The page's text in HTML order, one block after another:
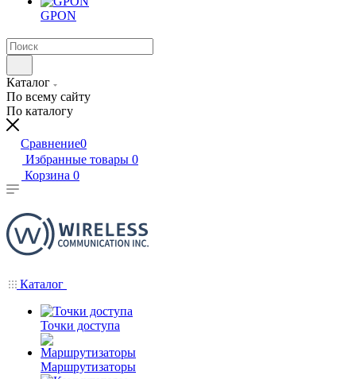
GPON
Каталог
По всему сайту
По каталогу
Сравнение0
Избранные товары 0
Корзина 0
Каталог
Точки доступа
Маршрутизаторы